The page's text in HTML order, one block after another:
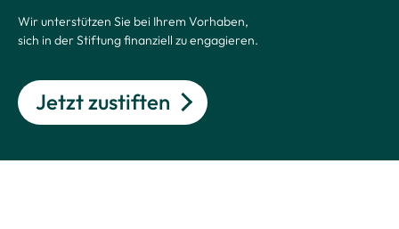
Wir unterstützen Sie bei Ihrem Vorhaben,
sich in der Stiftung finanziell zu engagieren.
Jetzt zustiften